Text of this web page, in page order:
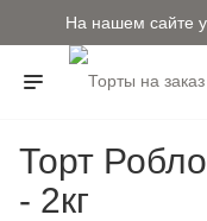
На нашем сайте
Торт
- 2кг